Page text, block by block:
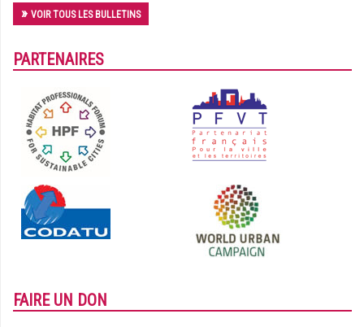
VOIR TOUS LES BULLETINS
PARTENAIRES
FAIRE UN DON